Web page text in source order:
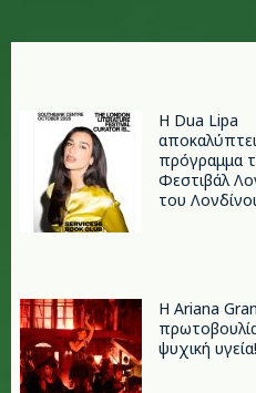
Η Dua Lipa
πρόγραμμα
Φεστιβάλ
του
Η Ariana
ψυχική υγεία!